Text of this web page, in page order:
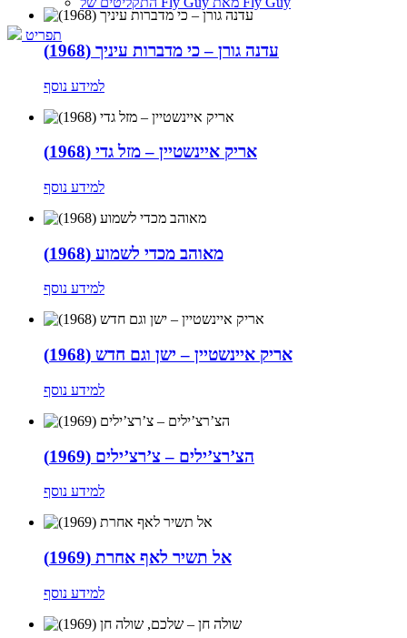
תפריט
עדנה גורן – כי מדברות עיניך (1968)
למידע נוסף
אריק איינשטיין – מזל גדי (1968)
למידע נוסף
מאוהב מכדי לשמוע (1968)
למידע נוסף
אריק איינשטיין – ישן וגם חדש (1968)
למידע נוסף
הצ’רצ’ילים – צ’רצ’ילים (1969)
למידע נוסף
אל תשיר לאף אחרת (1969)
למידע נוסף